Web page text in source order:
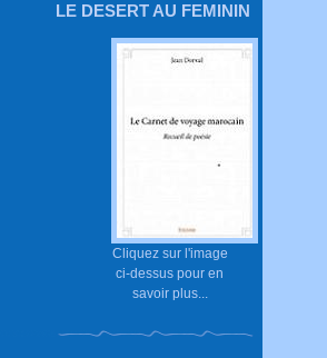
LE DESERT AU FEMININ
Cliquez sur l'image
ci-dessus pour en
savoir plus...